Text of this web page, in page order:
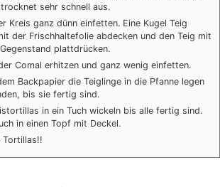
sehr schnell aus.
Kreis ganz dünn einfetten. Eine Kugel Teig
der Frischhaltefolie abdecken und den Teig mit
plattdrücken.
Comal erhitzen und ganz wenig einfetten.
Backpapier die Teiglinge in die Pfanne legen
bis sie fertig sind.
in ein Tuch wickeln bis alle fertig sind.
in einen Topf mit Deckel.
Tortillas!!